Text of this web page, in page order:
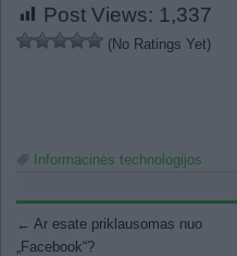
Post Views: 1,337
(No Ratings Yet)
Informacinės technologijos
Post navigation
← Ar esate priklausomas nuo
„Facebook“?